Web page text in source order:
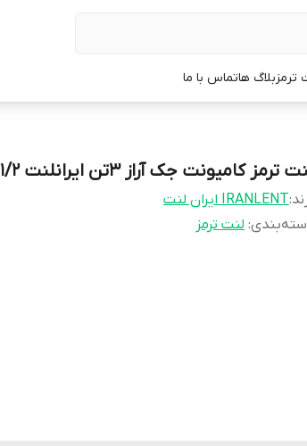
ترمزبلاگ هاتماس با ما
ترمز کامیونت جک آراز 3تن ایرانلنت 2601/2
IRANLENT ایران لنت
: لنت ترمز